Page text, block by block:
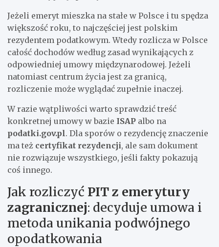
Jeżeli emeryt mieszka na stałe w Polsce i tu spędza
większość roku, to najczęściej jest polskim
rezydentem podatkowym. Wtedy rozlicza w Polsce
całość dochodów według zasad wynikających z
odpowiedniej umowy międzynarodowej. Jeżeli
natomiast centrum życia jest za granicą,
rozliczenie może wyglądać zupełnie inaczej.
W razie wątpliwości warto sprawdzić treść
konkretnej umowy w bazie ISAP albo na
podatki.gov.pl. Dla sporów o rezydencję znaczenie
ma też certyfikat rezydencji, ale sam dokument
nie rozwiązuje wszystkiego, jeśli fakty pokazują
coś innego.
Jak rozliczyć PIT z emerytury
zagranicznej: decyduje umowa i
metoda unikania podwójnego
opodatkowania